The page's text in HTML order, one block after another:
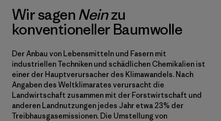
Wir sagen Neinzu
konventioneller Baumwolle
Der Anbau von Lebensmitteln und Fasern mit
industriellen Techniken und schädlichen Chemikalien ist
einer der Hauptverursacher des Klimawandels. Nach
Angaben des Weltklimarates verursacht die
Landwirtschaft zusammen mit der Forstwirtschaft und
anderen Landnutzungen jedes Jahr etwa 23% der
Treibhausgasemissionen. Die Umstellung von